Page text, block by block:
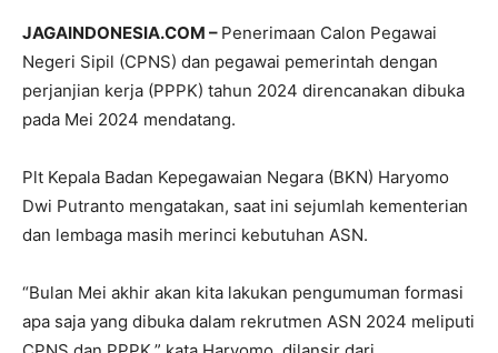
JAGAINDONESIA.COM – Penerimaan Calon Pegawai
Negeri Sipil (CPNS) dan pegawai pemerintah dengan
perjanjian kerja (PPPK) tahun 2024 direncanakan dibuka
pada Mei 2024 mendatang.
Plt Kepala Badan Kepegawaian Negara (BKN) Haryomo
Dwi Putranto mengatakan, saat ini sejumlah kementerian
dan lembaga masih merinci kebutuhan ASN.
“Bulan Mei akhir akan kita lakukan pengumuman formasi
apa saja yang dibuka dalam rekrutmen ASN 2024 meliputi